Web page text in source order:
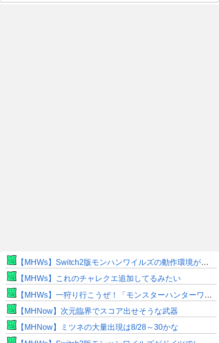
【MHWs】Switch2版モンハンワイルズの動作環境が判明！
【MHWs】これのチャレクエ追加してるみたい
【MHWs】一狩り行こうぜ！「モンスターハンターワイルズ 序盤体験版」を8月5日（水）より配信！
【MHNow】次元臨界でスコア出せそうな武器
【MHNow】ミツネの大量出現は8/28～30かな